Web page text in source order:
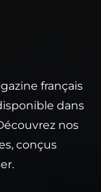
français
dans
nos
conçus